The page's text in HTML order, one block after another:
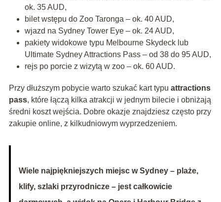
ok. 35 AUD,
bilet wstępu do Zoo Taronga – ok. 40 AUD,
wjazd na Sydney Tower Eye – ok. 24 AUD,
pakiety widokowe typu Melbourne Skydeck lub
Ultimate Sydney Attractions Pass – od 38 do 95 AUD,
rejs po porcie z wizytą w zoo – ok. 60 AUD.
Przy dłuższym pobycie warto szukać kart typu attractions
pass, które łączą kilka atrakcji w jednym bilecie i obniżają
średni koszt wejścia. Dobre okazje znajdziesz często przy
zakupie online, z kilkudniowym wyprzedzeniem.
Wiele najpiękniejszych miejsc w Sydney – plaże,
klify, szlaki przyrodnicze – jest całkowicie